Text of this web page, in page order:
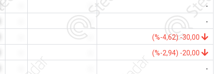
-
-
-
-
(%-4,62) -30,00
(%-2,94) -20,00
-